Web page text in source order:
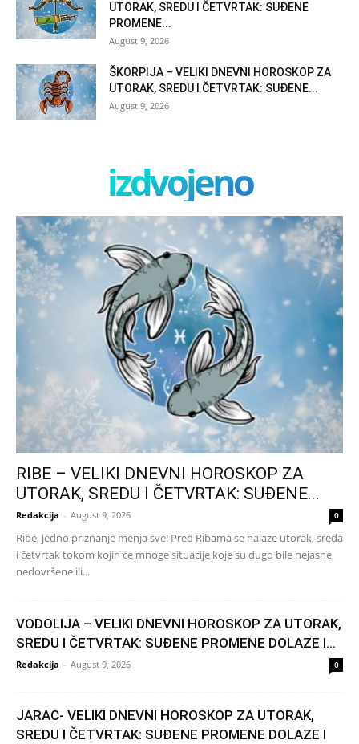
UTORAK, SREDU I ČETVRTAK: SUĐENE
PROMENE...
August 9, 2026
ŠKORPIJA – VELIKI DNEVNI HOROSKOP ZA
UTORAK, SREDU I ČETVRTAK: SUĐENE...
August 9, 2026
izdvojeno
RIBE – VELIKI DNEVNI HOROSKOP ZA
UTORAK, SREDU I ČETVRTAK: SUĐENE...
Redakcija - August 9, 2026 0
Ribe, jedno priznanje menja sve! Pred Ribama se nalaze utorak, sreda
i četvrtak tokom kojih će mnoge situacije koje su dugo bile nejasne,
nedovršene ili...
VODOLIJA – VELIKI DNEVNI HOROSKOP ZA UTORAK,
SREDU I ČETVRTAK: SUĐENE PROMENE DOLAZE I...
Redakcija - August 9, 2026 0
JARAC- VELIKI DNEVNI HOROSKOP ZA UTORAK,
SREDU I ČETVRTAK: SUĐENE PROMENE DOLAZE I